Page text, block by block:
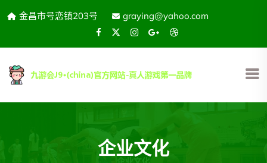
金昌市号恋镇203号 graying@yahoo.com
企业文化